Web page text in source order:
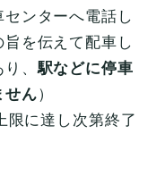
ンターへ電話し
を伝えて配車し
り、駅などに停車
せん）
に達し次第終了